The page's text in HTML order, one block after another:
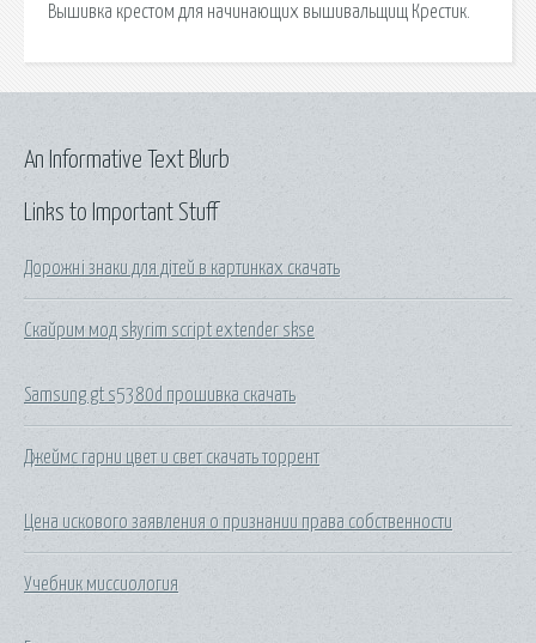
Вышивка крестом для начинающих вышивальщищ Крестик.
Links to Important Stuff
Дорожні знаки для дітей в картинках скачать
Скайрим мод skyrim script extender skse
Samsung gt s5380d прошивка скачать
Джеймс гарни цвет и свет скачать торрент
Цена искового заявления о признании права собственности
Учебник миссиология
An Informative Text Blurb